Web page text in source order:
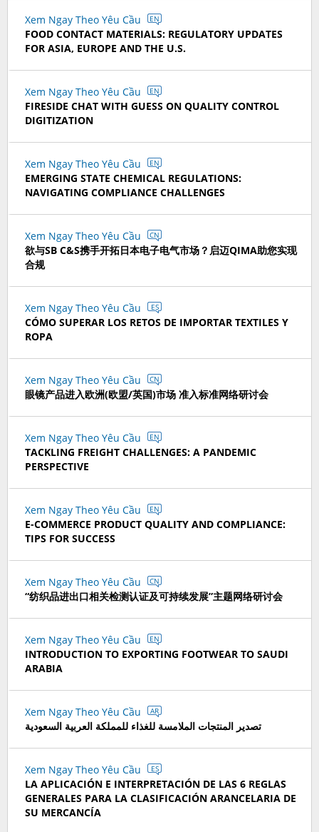
Xem Ngay Theo Yêu Cầu EN
FOOD CONTACT MATERIALS: REGULATORY UPDATES
FOR ASIA, EUROPE AND THE U.S.
Xem Ngay Theo Yêu Cầu EN
FIRESIDE CHAT WITH GUESS ON QUALITY CONTROL
DIGITIZATION
Xem Ngay Theo Yêu Cầu EN
EMERGING STATE CHEMICAL REGULATIONS:
NAVIGATING COMPLIANCE CHALLENGES
Xem Ngay Theo Yêu Cầu CN
欲与SB C&S携手开拓日本电子电气市场？启迈QIMA助您实现
合规
Xem Ngay Theo Yêu Cầu ES
CÓMO SUPERAR LOS RETOS DE IMPORTAR TEXTILES Y
ROPA
Xem Ngay Theo Yêu Cầu CN
眼镜产品进入欧洲(欧盟/英国)市场 准入标准网络研讨会
Xem Ngay Theo Yêu Cầu EN
TACKLING FREIGHT CHALLENGES: A PANDEMIC
PERSPECTIVE
Xem Ngay Theo Yêu Cầu EN
E-COMMERCE PRODUCT QUALITY AND COMPLIANCE:
TIPS FOR SUCCESS
Xem Ngay Theo Yêu Cầu CN
“纺织品进出口相关检测认证及可持续发展”主题网络研讨会
Xem Ngay Theo Yêu Cầu EN
INTRODUCTION TO EXPORTING FOOTWEAR TO SAUDI
ARABIA
Xem Ngay Theo Yêu Cầu AR
تصدير المنتجات الملامسة للغذاء للمملكة العربية السعودية
Xem Ngay Theo Yêu Cầu ES
LA APLICACIÓN E INTERPRETACIÓN DE LAS 6 REGLAS
GENERALES PARA LA CLASIFICACIÓN ARANCELARIA DE
SU MERCANCÍA